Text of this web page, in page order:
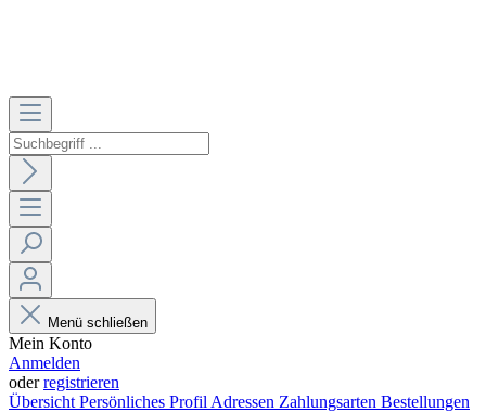
Menü schließen
Mein Konto
Anmelden
oderregistrieren
Übersicht Persönliches Profil Adressen Zahlungsarten Bestellungen